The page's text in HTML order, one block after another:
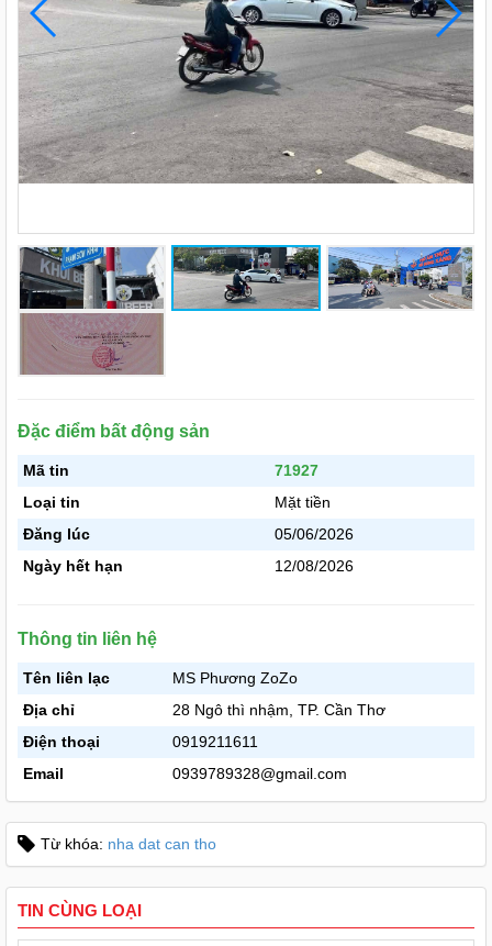
Đặc điểm bất động sản
Mã tin
71927
Loại tin
Mặt tiền
Đăng lúc
05/06/2026
Ngày hết hạn
12/08/2026
Thông tin liên hệ
Tên liên lạc
MS Phương ZoZo
Địa chỉ
28 Ngô thì nhậm, TP. Cần Thơ
Điện thoại
0919211611
Email
0939789328@gmail.com
Từ khóa: nha dat can tho
TIN CÙNG LOẠI